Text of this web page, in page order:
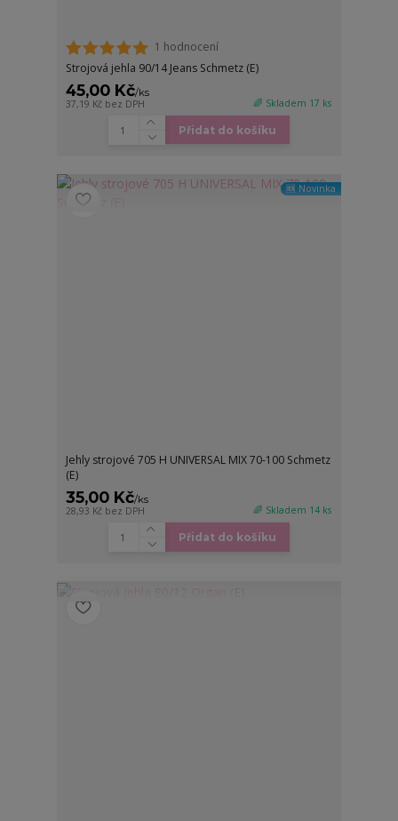
1 hodnocení
Strojová jehla 90/14 Jeans Schmetz (E)
45,00 Kč/ks
37,19 Kč bez DPH 🌈 Skladem 17 ks
Přidat do košíku
🆕 Novinka
Jehly strojové 705 H UNIVERSAL MIX 70-100 Schmetz
(E)
35,00 Kč/ks
28,93 Kč bez DPH 🌈 Skladem 14 ks
Přidat do košíku